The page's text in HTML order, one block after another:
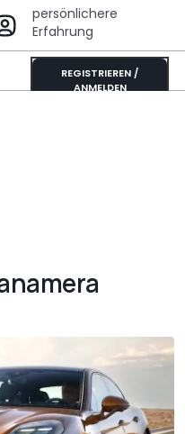
persönlichere
Erfahrung
REGISTRIEREN /
ANMELDEN